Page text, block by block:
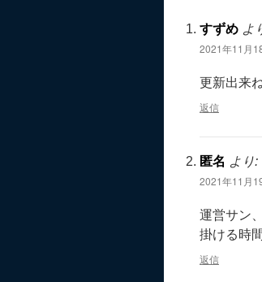
すずめ よ
2021年11月
更新出来
返信
匿名 より:
2021年11月
運営サン
掛ける時
返信